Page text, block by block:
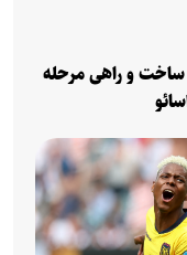
ساخت و راهی مرحله